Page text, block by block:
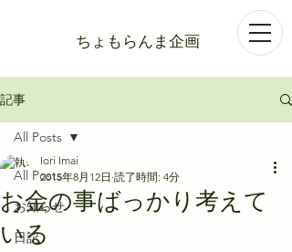
ちょもらんま企画
記事
All Posts
お知らせ
日記
All Posts
お金の事ばっかり考えて
いる
Iori Imai
2015年8月12日 読了時間: 4分